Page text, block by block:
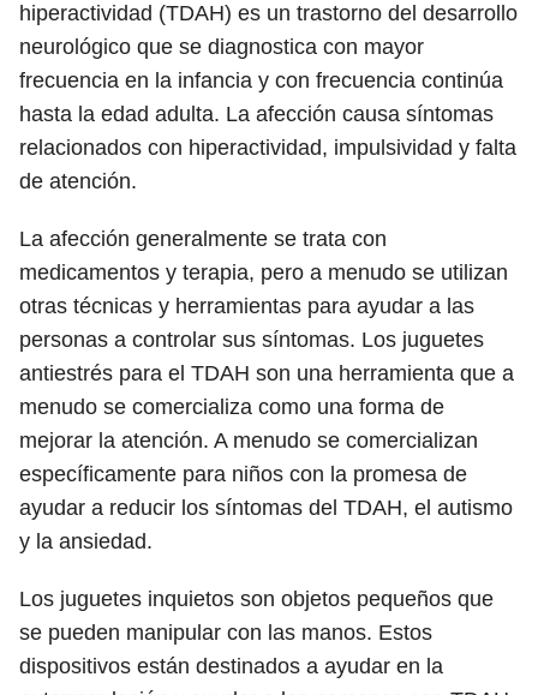
hiperactividad (TDAH) es un trastorno del desarrollo
neurológico que se diagnostica con mayor
frecuencia en la infancia y con frecuencia continúa
hasta la edad adulta. La afección causa síntomas
relacionados con hiperactividad, impulsividad y falta
de atención.
La afección generalmente se trata con
medicamentos y terapia, pero a menudo se utilizan
otras técnicas y herramientas para ayudar a las
personas a controlar sus síntomas. Los juguetes
antiestrés para el TDAH son una herramienta que a
menudo se comercializa como una forma de
mejorar la atención. A menudo se comercializan
específicamente para niños con la promesa de
ayudar a reducir los síntomas del TDAH, el autismo
y la ansiedad.
Los juguetes inquietos son objetos pequeños que
se pueden manipular con las manos. Estos
dispositivos están destinados a ayudar en la